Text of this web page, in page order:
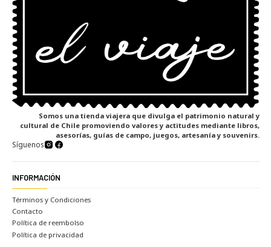
Somos una tienda viajera que divulga el patrimonio natural y
cultural de Chile promoviendo valores y actitudes mediante libros,
asesorías, guías de campo, juegos, artesanía y souvenirs.
Síguenos
INFORMACIÓN
Términos y Condiciones
Contacto
Política de reembolso
Política de privacidad